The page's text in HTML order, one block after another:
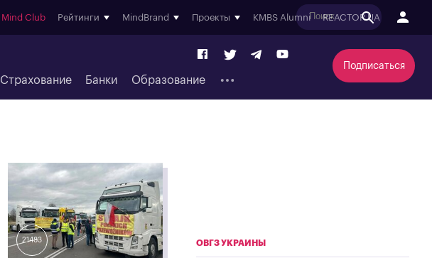
Mind Club Рейтинги MindBrand Проекты KMBS Alumni REACTOR.UA
Страхование Банки Образование
Подписаться
21483 ОВГЗ УКРАИНЫ